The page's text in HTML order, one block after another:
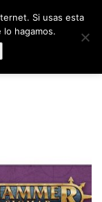
Si usas esta
hagamos.